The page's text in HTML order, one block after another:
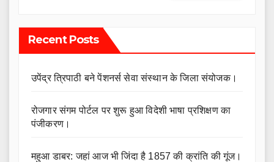
Recent Posts
उपेंद्र त्रिपाठी बने पेंशनर्स सेवा संस्थान के जिला संयोजक।
रोजगार संगम पोर्टल पर शुरू हुआ विदेशी भाषा प्रशिक्षण का
पंजीकरण।
महुआ डाबर: जहां आज भी जिंदा है 1857 की क्रांति की गूंज।